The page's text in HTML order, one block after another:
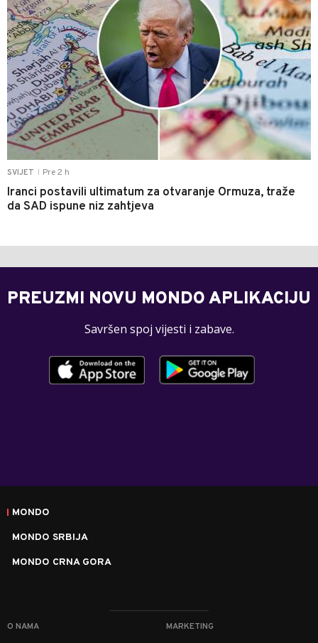
SVIJET Pre 2 h
Iranci postavili ultimatum za otvaranje Ormuza, traže
da SAD ispune niz zahtjeva
PREUZMI NOVU MONDO APLIKACIJU
Savršen spoj vijesti i zabave.
MONDO
MONDO SRBIJA
MONDO CRNA GORA
O NAMA MARKETING